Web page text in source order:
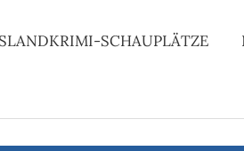
SCHAUPLÄTZE